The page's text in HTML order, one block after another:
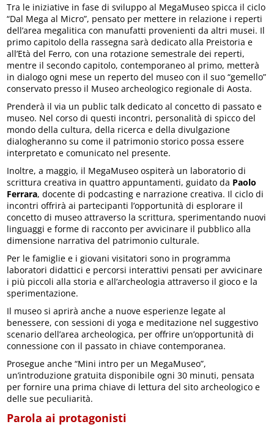
Tra le iniziative in fase di sviluppo al MegaMuseo spicca il ciclo
“Dal Mega al Micro”, pensato per mettere in relazione i reperti
dell’area megalitica con manufatti provenienti da altri musei. Il
primo capitolo della rassegna sarà dedicato alla Preistoria e
all’Età del Ferro, con una rotazione semestrale dei reperti,
mentre il secondo capitolo, contemporaneo al primo, metterà
in dialogo ogni mese un reperto del museo con il suo “gemello”
conservato presso il Museo archeologico regionale di Aosta.
Prenderà il via un public talk dedicato al concetto di passato e
museo. Nel corso di questi incontri, personalità di spicco del
mondo della cultura, della ricerca e della divulgazione
dialogheranno su come il patrimonio storico possa essere
interpretato e comunicato nel presente.
Inoltre, a maggio, il MegaMuseo ospiterà un laboratorio di
scrittura creativa in quattro appuntamenti, guidato da Paolo
Ferrara, docente di podcasting e narrazione creativa. Il ciclo di
incontri offrirà ai partecipanti l’opportunità di esplorare il
concetto di museo attraverso la scrittura, sperimentando nuovi
linguaggi e forme di racconto per avvicinare il pubblico alla
dimensione narrativa del patrimonio culturale.
Per le famiglie e i giovani visitatori sono in programma
laboratori didattici e percorsi interattivi pensati per avvicinare
i più piccoli alla storia e all’archeologia attraverso il gioco e la
sperimentazione.
Il museo si aprirà anche a nuove esperienze legate al
benessere, con sessioni di yoga e meditazione nel suggestivo
scenario dell’area archeologica, per offrire un’opportunità di
connessione con il passato in chiave contemporanea.
Prosegue anche “Mini intro per un MegaMuseo”,
un’introduzione gratuita disponibile ogni 30 minuti, pensata
per fornire una prima chiave di lettura del sito archeologico e
delle sue peculiarità.
Parola ai protagonisti